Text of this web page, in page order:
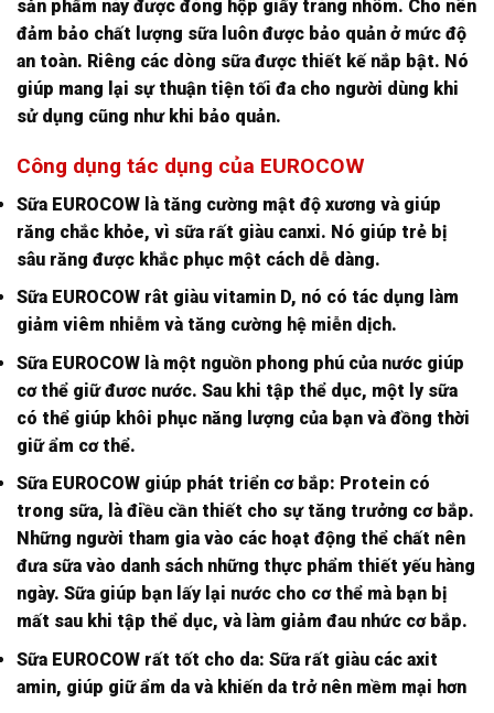
sản phẩm này được đóng hộp giấy tráng nhôm. Cho nên
đảm bảo chất lượng sữa luôn được bảo quản ở mức độ
an toàn. Riêng các dòng sữa được thiết kế nắp bật. Nó
giúp mang lại sự thuận tiện tối đa cho người dùng khi
sử dụng cũng như khi bảo quản.
Công dụng tác dụng của EUROCOW
Sữa EUROCOW là tăng cường mật độ xương và giúp
răng chắc khỏe, vì sữa rất giàu canxi. Nó giúp trẻ bị
sâu răng được khắc phục một cách dễ dàng.
Sữa EUROCOW rât giàu vitamin D, nó có tác dụng làm
giảm viêm nhiễm và tăng cường hệ miễn dịch.
Sữa EUROCOW là một nguồn phong phú của nước giúp
cơ thể giữ đươc nước. Sau khi tập thể dục, một ly sữa
có thể giúp khôi phục năng lượng của bạn và đồng thời
giữ ẩm cơ thể.
Sữa EUROCOW giúp phát triển cơ bắp: Protein có
trong sữa, là điều cần thiết cho sự tăng trưởng cơ bắp.
Những người tham gia vào các hoạt động thể chất nên
đưa sữa vào danh sách những thực phẩm thiết yếu hàng
ngày. Sữa giúp bạn lấy lại nước cho cơ thể mà bạn bị
mất sau khi tập thể dục, và làm giảm đau nhức cơ bắp.
Sữa EUROCOW rất tốt cho da: Sữa rất giàu các axit
amin, giúp giữ ẩm da và khiến da trở nên mềm mại hơn